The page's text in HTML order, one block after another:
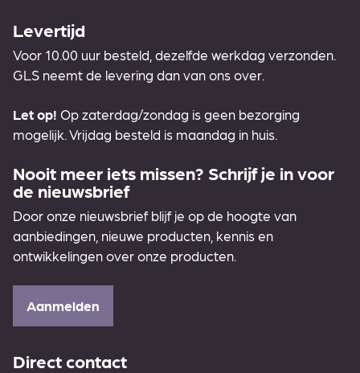
Levertijd
Voor 10.00 uur besteld, dezelfde werkdag verzonden.
GLS neemt de levering dan van ons over.
Let op! Op zaterdag/zondag is geen bezorging
mogelijk. Vrijdag besteld is maandag in huis.
Nooit meer iets missen? Schrijf je in voor
de nieuwsbrief
Door onze nieuwsbrief blijf je op de hoogte van
aanbiedingen, nieuwe producten, kennis en
ontwikkelingen over onze producten.
Aanmelden
Direct contact